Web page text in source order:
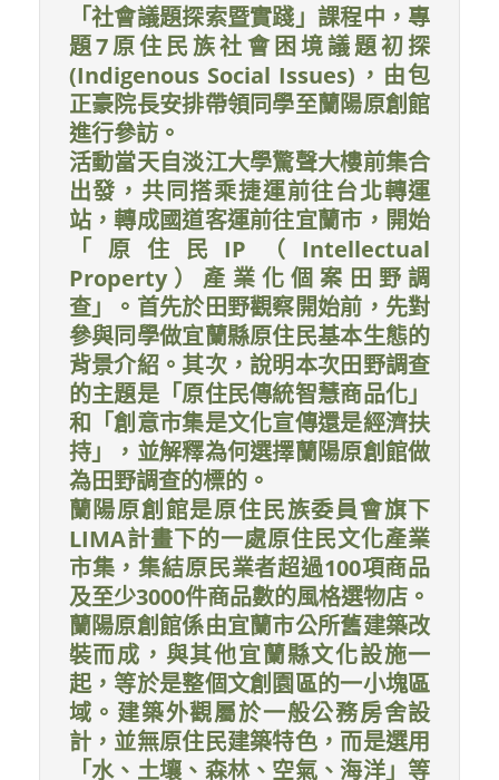
「社會議題探索暨實踐」課程中，專
題7原住民族社會困境議題初探
(Indigenous Social Issues)，由包
正豪院長安排帶領同學至蘭陽原創館
進行參訪。
活動當天自淡江大學驚聲大樓前集合
出發，共同搭乘捷運前往台北轉運
站，轉成國道客運前往宜蘭市，開始
「原住民IP（Intellectual
Property）產業化個案田野調
查」。首先於田野觀察開始前，先對
參與同學做宜蘭縣原住民基本生態的
背景介紹。其次，說明本次田野調查
的主題是「原住民傳統智慧商品化」
和「創意市集是文化宣傳還是經濟扶
持」，並解釋為何選擇蘭陽原創館做
為田野調查的標的。
蘭陽原創館是原住民族委員會旗下
LIMA計畫下的一處原住民文化產業
市集，集結原民業者超過100項商品
及至少3000件商品數的風格選物店。
蘭陽原創館係由宜蘭市公所舊建築改
裝而成，與其他宜蘭縣文化設施一
起，等於是整個文創園區的一小塊區
域。建築外觀屬於一般公務房舍設
計，並無原住民建築特色，而是選用
「水、土壤、森林、空氣、海洋」等